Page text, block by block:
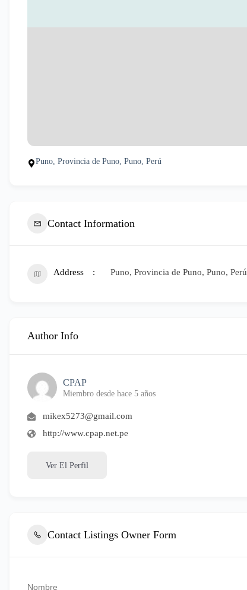
Puno, Provincia de Puno, Puno, Perú
Contact Information
Address Puno, Provincia de Puno, Puno, Perú
Author Info
CPAP
Miembro desde hace 5 años
mikex5273@gmail.com
http://www.cpap.net.pe
Ver El Perfil
Contact Listings Owner Form